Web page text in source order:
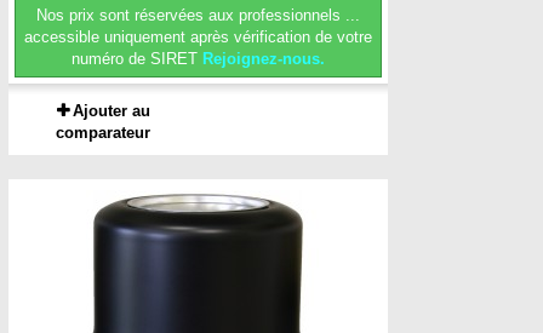
Nos prix sont réservées aux professionnels ...
accessible uniquement après vérification de votre
numéro de SIRET Rejoignez-nous.
Ajouter au
comparateur